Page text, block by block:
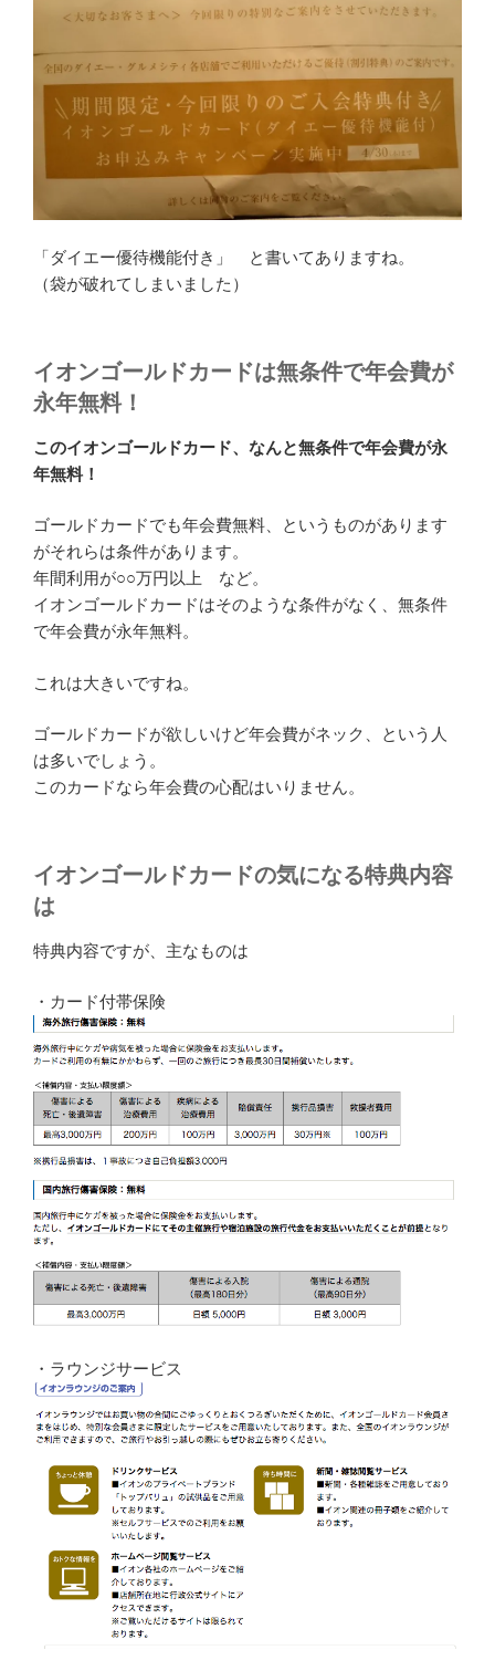
「ダイエー優待機能付き」 と書いてありますね。
（袋が破れてしまいました）
イオンゴールドカードは無条件で年会費が
永年無料！
このイオンゴールドカード、なんと無条件で年会費が永
年無料！
ゴールドカードでも年会費無料、というものがあります
がそれらは条件があります。
年間利用が○○万円以上 など。
イオンゴールドカードはそのような条件がなく、無条件
で年会費が永年無料。
これは大きいですね。
ゴールドカードが欲しいけど年会費がネック、という人
は多いでしょう。
このカードなら年会費の心配はいりません。
イオンゴールドカードの気になる特典内容
は
特典内容ですが、主なものは
・カード付帯保険
・ラウンジサービス